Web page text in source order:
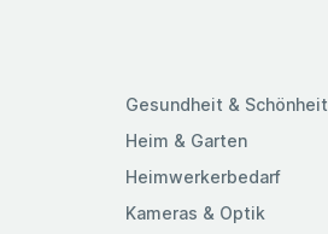
Gesundheit & Schönheit
Heim & Garten
Heimwerkerbedarf
Kameras & Optik